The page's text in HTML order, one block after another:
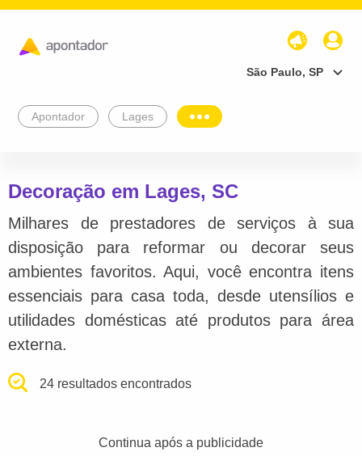
São Paulo, SP
Apontador Lages
Decoração em Lages, SC
Milhares de prestadores de serviços à sua
disposição para reformar ou decorar seus
ambientes favoritos. Aqui, você encontra itens
essenciais para casa toda, desde utensílios e
utilidades domésticas até produtos para área
externa.
24 resultados encontrados
Continua após a publicidade